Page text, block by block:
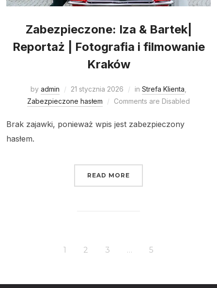
Zabezpieczone: Iza & Bartek|
Reportaż | Fotografia i filmowanie
Kraków
by admin 21 stycznia 2026 in Strefa Klienta
Zabezpieczone hasłem
Comments are Disabled
Brak zajawki, ponieważ wpis jest zabezpieczony
hasłem.
READ MORE
1 2 3 … 5